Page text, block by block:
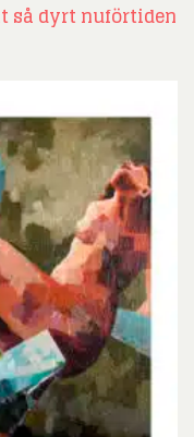
så dyrt nuförtiden